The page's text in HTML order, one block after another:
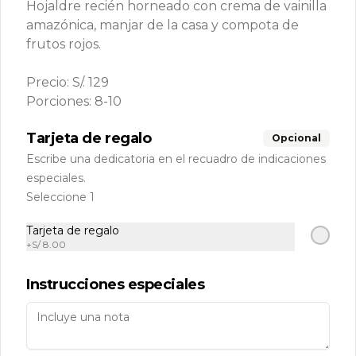
Zona delivery
RUC: 20509076945 Razón Social: Cinco Millas S.A.C
Términos y condiciones
Política de privacidad
Redes sociales
Instagram
Pedir
Política de Cookies
Haga clic en Aceptar para permitir que Justo use
cookies a fin de personalizar este sitio, publicar
Hojaldre recién horneado con crema de vainilla
amazónica, manjar de la casa y compota de
frutos rojos.
Precio: S/. 129
Porciones: 8-10
Tarjeta de regalo Opcional
Escribe una dedicatoria en el recuadro de indicaciones
especiales.
Seleccione 1
Tarjeta de regalo
+S/ 8.00
Instrucciones especiales